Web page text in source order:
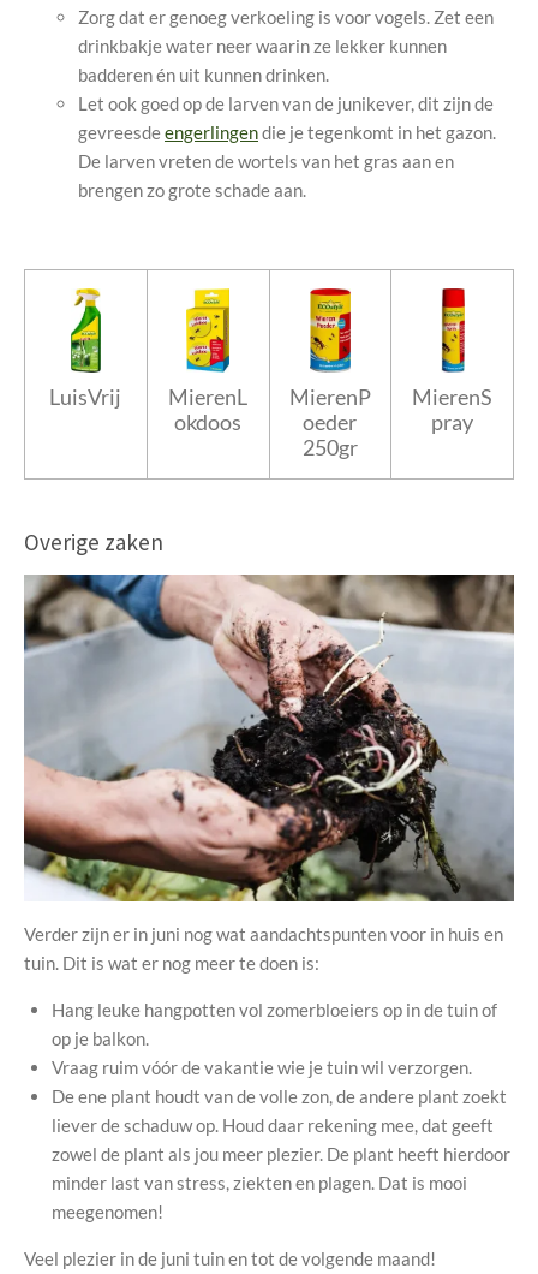
Zorg dat er genoeg verkoeling is voor vogels. Zet een
drinkbakje water neer waarin ze lekker kunnen
badderen én uit kunnen drinken.
Let ook goed op de larven van de junikever, dit zijn de
gevreesdeengerlingendie je tegenkomt in het gazon.
De larven vreten de wortels van het gras aan en
brengen zo grote schade aan.
LuisVrij
MierenL
okdoos
MierenP
oeder
250gr
MierenS
pray
Overige zaken
Verder zijn er in juni nog wat aandachtspunten voor in huis en
tuin. Dit is wat er nog meer te doen is:
Hang leuke hangpotten vol zomerbloeiers op in de tuin of
op je balkon.
Vraag ruim vóór de vakantie wie je tuin wil verzorgen.
De ene plant houdt van de volle zon, de andere plant zoekt
liever de schaduw op. Houd daar rekening mee, dat geeft
zowel de plant als jou meer plezier. De plant heeft hierdoor
minder last van stress, ziekten en plagen. Dat is mooi
meegenomen!
Veel plezier in de juni tuin en tot de volgende maand!